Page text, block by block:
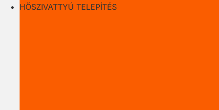
HŐSZIVATTYÚ TELEPÍTÉS